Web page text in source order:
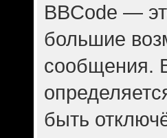
BBCode —
большие
сообщения.
быть